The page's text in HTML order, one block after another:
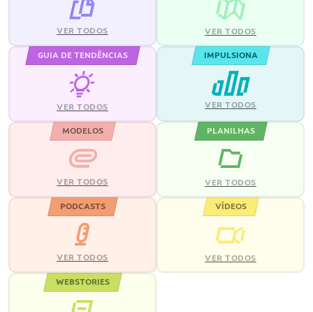
VER TODOS VER TODOS
GUIA DE TENDÊNCIAS
VER TODOS
IMPULSIONA
VER TODOS
MODELOS
VER TODOS
PLANILHAS
VER TODOS
PODCASTS
VER TODOS
VÍDEOS
VER TODOS
WEBSTORIES